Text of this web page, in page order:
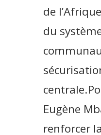
de
du
Eugène
renforcer